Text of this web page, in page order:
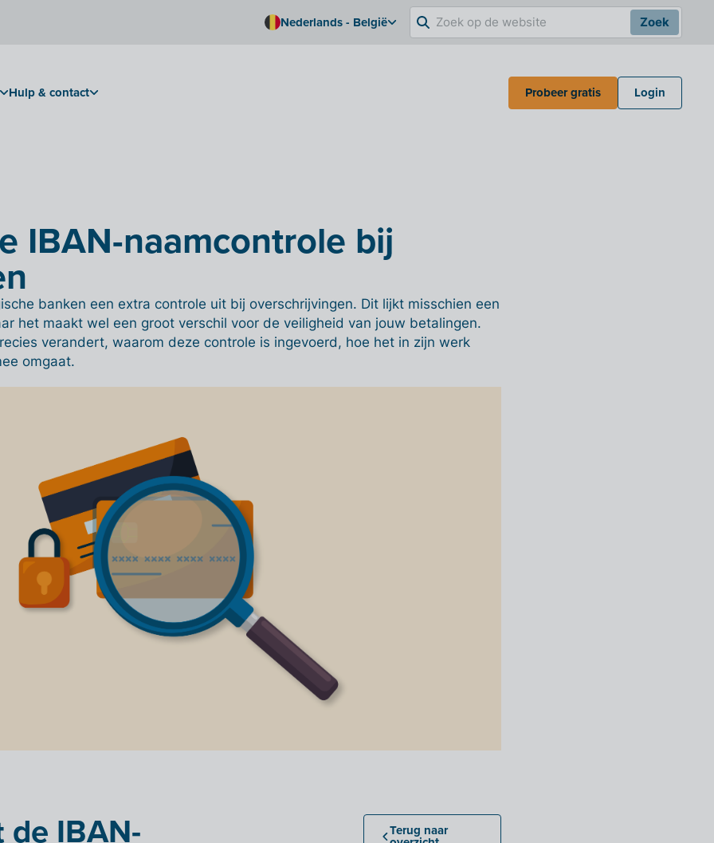
Nederlands - België Zoek
Hulp & contact Probeer gratis Login
IBAN-naamcontrole bij
banken een extra controle uit bij overschrijvingen. Dit lijkt misschien een
het maakt wel een groot verschil voor de veiligheid van jouw betalingen.
verandert, waarom deze controle is ingevoerd, hoe het in zijn werk
omgaat.
IBAN- Terug naar